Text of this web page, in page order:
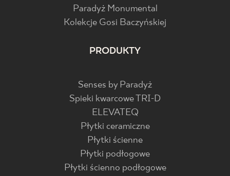
Paradyż Monumental
Kolekcje Gosi Baczyńskiej
PRODUKTY
Senses by Paradyż
Spieki kwarcowe TRI-D
ELEVATEQ
Płytki ceramiczne
Płytki ścienne
Płytki podłogowe
Płytki ścienno podłogowe